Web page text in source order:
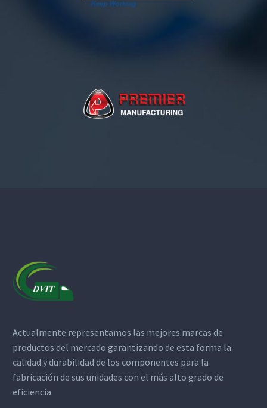
Actualmente representamos las mejores marcas de
productos del mercado garantizando de esta forma la
calidad y durabilidad de los componentes para la
fabricación de sus unidades con el más alto grado de
eficiencia